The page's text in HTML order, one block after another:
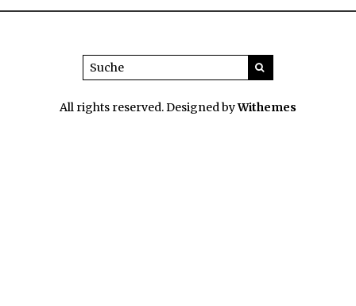
All rights reserved. Designed byWithemes